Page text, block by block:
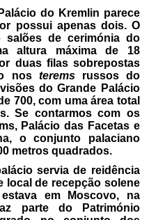
do Kremlin parece
possui apenas dois. O
de cerimónia do
altura máxima de 18
duas filas sobrepostas
nos teremsrussos do
do Grande Palácio
700, com uma área total
Se contarmos com os
Palácio das Facetas e
o conjunto palaciano
metros quadrados.
servia de reidência
local de recepção solene
em Moscovo, na
parte do Património